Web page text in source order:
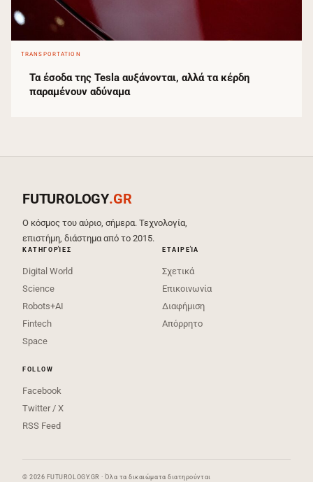
TRANSPORTATION
Τα έσοδα της Tesla αυξάνονται, αλλά τα κέρδη
παραμένουν αδύναμα
FUTUROLOGY.GR
Ο κόσμος του αύριο, σήμερα. Τεχνολογία,
επιστήμη, διάστημα από το 2015.
ΚΑΤΗΓΟΡΊΕΣ
Digital World
Science
Robots+AI
Fintech
Space
ΕΤΑΙΡΕΊΑ
Σχετικά
Επικοινωνία
Διαφήμιση
Απόρρητο
FOLLOW
Facebook
Twitter / X
RSS Feed
© 2026 FUTUROLOGY.GR · Όλα τα δικαιώματα διατηρούνται